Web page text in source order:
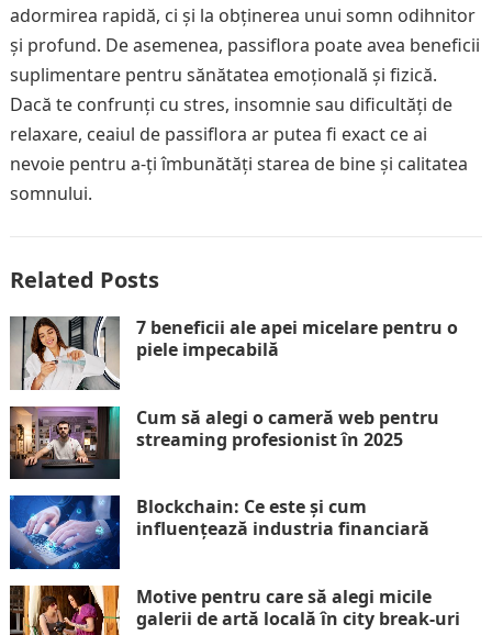
adormirea rapidă, ci și la obținerea unui somn odihnitor
și profund. De asemenea, passiflora poate avea beneficii
suplimentare pentru sănătatea emoțională și fizică.
Dacă te confrunți cu stres, insomnie sau dificultăți de
relaxare, ceaiul de passiflora ar putea fi exact ce ai
nevoie pentru a-ți îmbunătăți starea de bine și calitatea
somnului.
Related Posts
7 beneficii ale apei micelare pentru o
piele impecabilă
Cum să alegi o cameră web pentru
streaming profesionist în 2025
Blockchain: Ce este și cum
influențează industria financiară
Motive pentru care să alegi micile
galerii de artă locală în city break-uri